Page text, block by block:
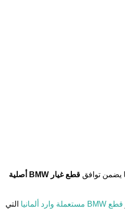
يضمن توافق قطع غيار BMW أصلية
قطع BMW مستعملة وارد ألمانيا
التي